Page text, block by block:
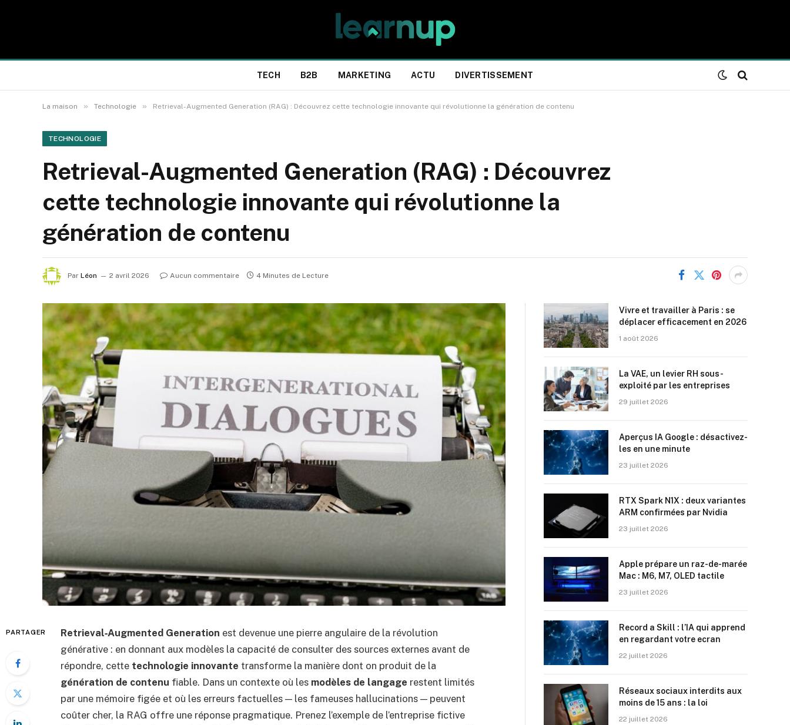
TECH B2B MARKETING ACTU DIVERTISSEMENT
La maison » Technologie » Retrieval-Augmented Generation (RAG) : Découvrez cette technologie innovante qui révolutionne la génération de contenu
TECHNOLOGIE
Retrieval-Augmented Generation (RAG) : Découvrez
cette technologie innovante qui révolutionne la
génération de contenu
Par Léon 2 avril 2026 Aucun commentaire 4 Minutes de Lecture
PARTAGER Retrieval‑Augmented Generation est devenue une pierre angulaire de la révolution
générative : en donnant aux modèles la capacité de consulter des sources externes avant de
répondre, cette technologie innovante transforme la manière dont on produit de la
génération de contenu fiable. Dans un contexte où les modèles de langage restent limités
par une mémoire figée et où les erreurs factuelles — les fameuses hallucinations — peuvent
coûter cher, la RAG offre une réponse pragmatique. Prenez l’exemple de l’entreprise fictive
Vivre et travailler à Paris : se
déplacer efficacement en 2026
1 août 2026
La VAE, un levier RH sous-
exploité par les entreprises
29 juillet 2026
Aperçus IA Google : désactivez-
les en une minute
23 juillet 2026
RTX Spark N1X : deux variantes
ARM confirmées par Nvidia
23 juillet 2026
Apple prépare un raz-de-marée
Mac : M6, M7, OLED tactile
23 juillet 2026
Record a Skill : l’IA qui apprend
en regardant votre ecran
22 juillet 2026
Réseaux sociaux interdits aux
moins de 15 ans : la loi
22 juillet 2026